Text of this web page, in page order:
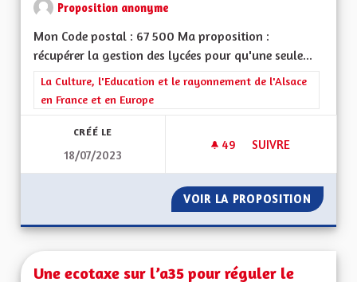
Proposition anonyme
Mon Code postal : 67 500 Ma proposition :
récupérer la gestion des lycées pour qu'une seule...
Filtrer les résultats de la catégorie : La Culture, l'Education et
La Culture, l'Education et le rayonnement de l'Alsace
en France et en Europe
CRÉÉ LE
18/07/2023
49 49 ABONNÉS
SUIVRE
VOIR LA PROPOSITION
Une ecotaxe sur l’a35 pour réguler le